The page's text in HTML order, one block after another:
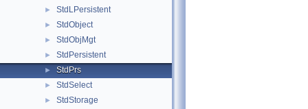
► StdLPersistent
► StdObject
► StdObjMgt
► StdPersistent
► StdPrs
► StdSelect
► StdStorage